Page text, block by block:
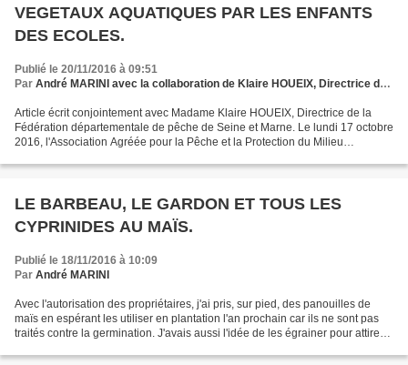
VEGETAUX AQUATIQUES PAR LES ENFANTS
DES ECOLES.
Publié le 20/11/2016 à 09:51
Par André MARINI avec la collaboration de Klaire HOUEIX, Directrice de la FDP77
Article écrit conjointement avec Madame Klaire HOUEIX, Directrice de la
Fédération départementale de pêche de Seine et Marne. Le lundi 17 octobre
2016, l'Association Agréée pour la Pêche et la Protection du Milieu
LE BARBEAU, LE GARDON ET TOUS LES
CYPRINIDES AU MAÏS.
Publié le 18/11/2016 à 10:09
Par André MARINI
Avec l'autorisation des propriétaires, j'ai pris, sur pied, des panouilles de
maïs en espérant les utiliser en plantation l'an prochain car ils ne sont pas
traités contre la germination. J'avais aussi l'idée de les égrainer pour attirer